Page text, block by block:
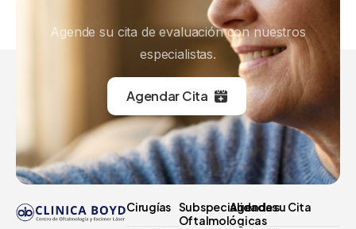
Agende su cita de evaluación con nuestros
especialistas.
Agendar Cita
Cirugías Subspecialidades
Oftalmológicas
Agenda su Cita